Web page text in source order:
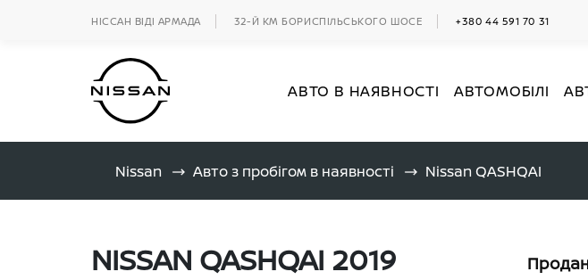
НІССАН ВІДІ АРМАДА 32-Й КМ БОРИСПІЛЬСЬКОГО ШОСЕ +380 44 591 70 31
АВТО В НАЯВНОСТІ АВТОМОБІЛІ
Nissan Авто з пробігом в наявності Nissan QASHQAI
NISSAN QASHQAI 2019